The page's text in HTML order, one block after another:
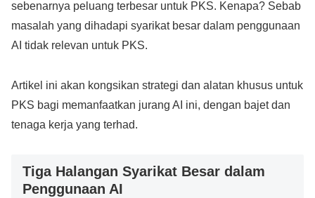
sebenarnya peluang terbesar untuk PKS. Kenapa? Sebab
masalah yang dihadapi syarikat besar dalam penggunaan
AI tidak relevan untuk PKS.
Artikel ini akan kongsikan strategi dan alatan khusus untuk
PKS bagi memanfaatkan jurang AI ini, dengan bajet dan
tenaga kerja yang terhad.
Tiga Halangan Syarikat Besar dalam
Penggunaan AI